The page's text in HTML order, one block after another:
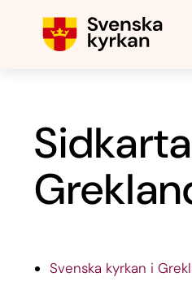
Svenska kyrkan i